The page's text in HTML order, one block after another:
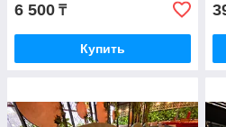
поставщиками,
Осуществляем доставку по
Предлагаем скидки для
Работаем без выходных и
6 500 ₸
Купить